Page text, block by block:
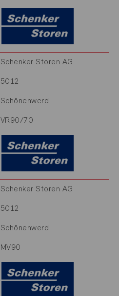
Schenker Storen AG
5012
Schönenwerd
VR90/70
Schenker Storen AG
5012
Schönenwerd
MV90